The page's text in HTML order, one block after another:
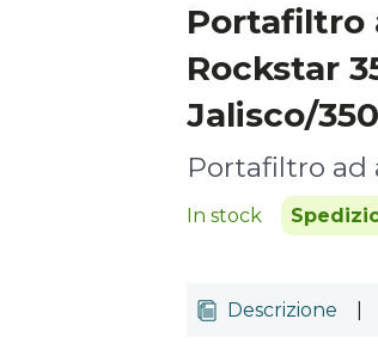
Portafiltro
Rockstar
Jalisco/
Portafiltro ad
In stock
Descrizione